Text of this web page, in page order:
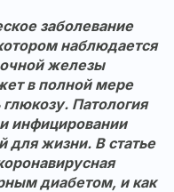
заболевание
наблюдается
железы
в полной мере
Патология
инфицировании
для жизни. В статье
диабетом, и как